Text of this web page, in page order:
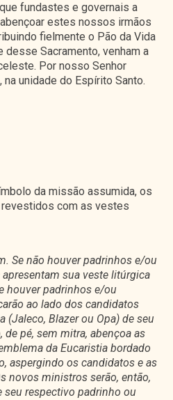
fundastes e governais a
estes nossos irmãos
fielmente o Pão da Vida
Sacramento, venham a
Por nosso Senhor
unidade do Espírito Santo.
da missão assumida, os
revestidos com as vestes
Se não houver padrinhos e/ou
sua veste litúrgica
houver padrinhos e/ou
ao lado dos candidatos
(Jaleco, Blazer ou Opa) de seu
de pé, sem mitra, abençoa as
da Eucaristia bordado
aspergindo os candidatos e as
novos ministros serão, então,
seu respectivo padrinho ou